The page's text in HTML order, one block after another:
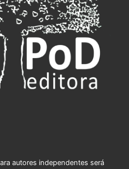
autores independentes será